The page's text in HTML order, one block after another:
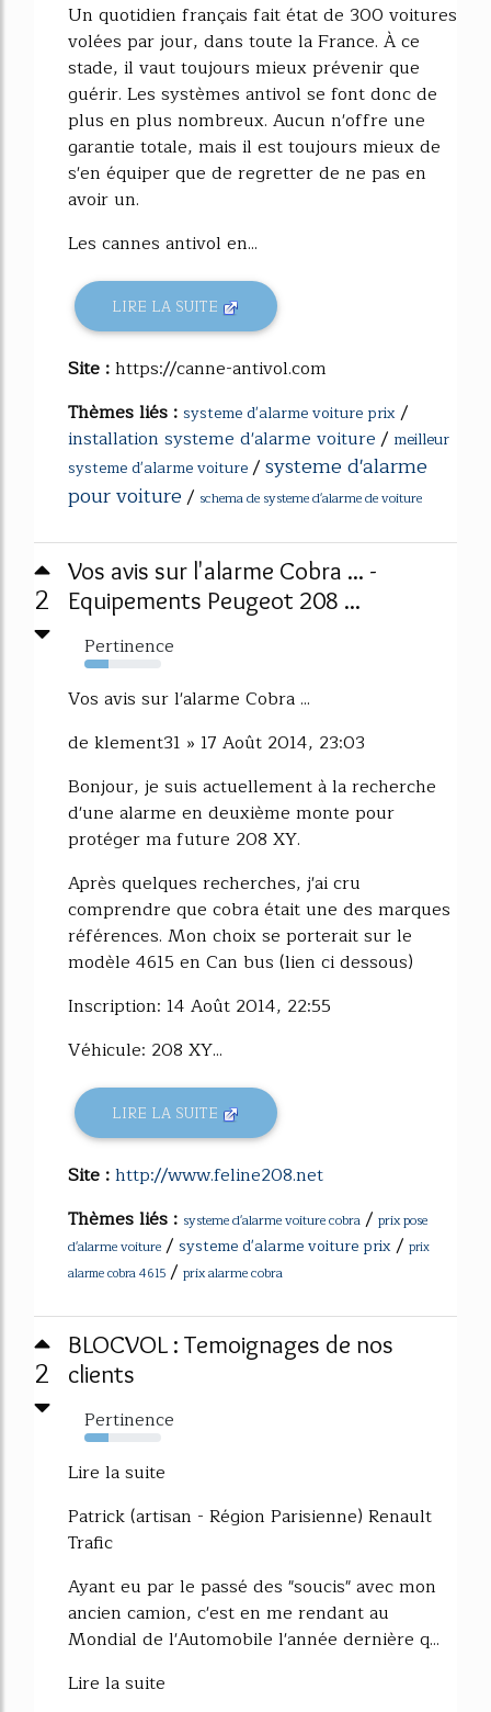
Un quotidien français fait état de 300 voitures
volées par jour, dans toute la France. À ce
stade, il vaut toujours mieux prévenir que
guérir. Les systèmes antivol se font donc de
plus en plus nombreux. Aucun n'offre une
garantie totale, mais il est toujours mieux de
s'en équiper que de regretter de ne pas en
avoir un.
Les cannes antivol en...
LIRE LA SUITE
Site :https://canne-antivol.com
Thèmes liés : systeme d'alarme voiture prix/
installation systeme d'alarme voiture/ meilleur
systeme d'alarme voiture/systeme d'alarme
pour voiture/ schema de systeme d'alarme de voiture
2
Vos avis sur l'alarme Cobra ... -
Equipements Peugeot 208 ...
Pertinence
31%
Vos avis sur l'alarme Cobra ...
de klement31 » 17 Août 2014, 23:03
Bonjour, je suis actuellement à la recherche
d'une alarme en deuxième monte pour
protéger ma future 208 XY.
Après quelques recherches, j'ai cru
comprendre que cobra était une des marques
références. Mon choix se porterait sur le
modèle 4615 en Can bus (lien ci dessous)
Inscription: 14 Août 2014, 22:55
Véhicule: 208 XY...
LIRE LA SUITE
Site :http://www.feline208.net
Thèmes liés : systeme d'alarme voiture cobra / prix pose
d'alarme voiture / systeme d'alarme voiture prix/ prix
alarme cobra 4615 / prix alarme cobra
2
BLOCVOL : Temoignages de nos
clients
Pertinence
31%
Lire la suite
Patrick (artisan - Région Parisienne) Renault
Trafic
Ayant eu par le passé des "soucis" avec mon
ancien camion, c'est en me rendant au
Mondial de l'Automobile l'année dernière q...
Lire la suite